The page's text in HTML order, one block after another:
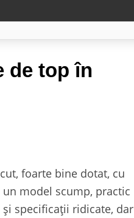
de top în
foarte bine dotat, cu
model scump, practic
specificații ridicate, dar